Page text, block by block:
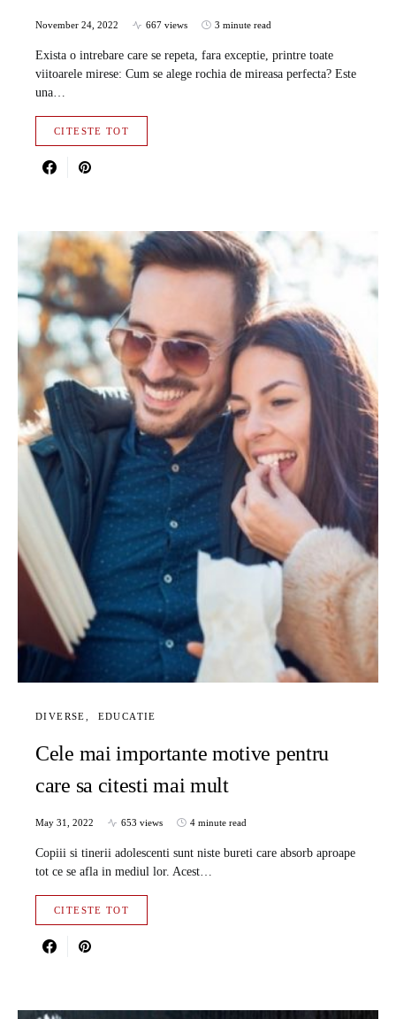
November 24, 2022 667 views 3 minute read
Exista o intrebare care se repeta, fara exceptie, printre toate
viitoarele mirese: Cum se alege rochia de mireasa perfecta? Este
una…
CITESTE TOT
DIVERSE EDUCATIE
Cele mai importante motive pentru
care sa citesti mai mult
May 31, 2022 653 views 4 minute read
Copiii si tinerii adolescenti sunt niste bureti care absorb aproape
tot ce se afla in mediul lor. Acest…
CITESTE TOT